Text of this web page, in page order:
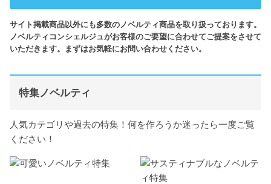
サイト掲載商品以外にも多数のノベルティ商品を取り扱っております。
ノベルティコンシェルジュがお客様のご要望に合わせてご提案をさせて
いただきます。まずはお気軽にお問い合わせください。
特集ノベルティ
人気カテゴリや過去の特集！何を作ろうか迷ったら一度ご覧
ください！